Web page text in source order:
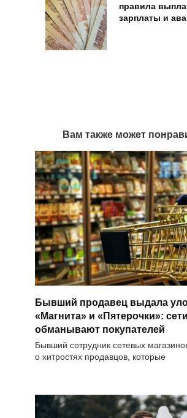
правила
зарплаты и
Вам также может
Бывший продавец выдала
«Магнита» и «Пятерочки»:
обманывают покупателей
Бывший сотрудник сетевых
о хитростях продавцов, которые